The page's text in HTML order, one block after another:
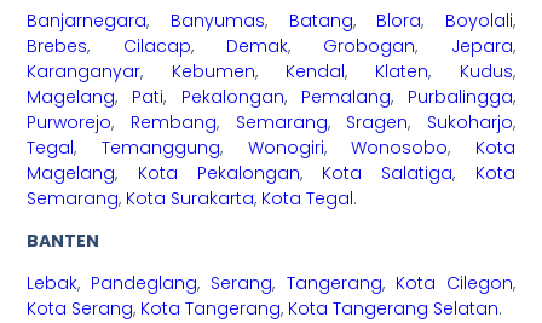
Banjarnegara, Banyumas, Batang, Blora, Boyolali,
Brebes, Cilacap, Demak, Grobogan, Jepara,
Karanganyar, Kebumen, Kendal, Klaten, Kudus,
Magelang, Pati, Pekalongan, Pemalang, Purbalingga,
Purworejo, Rembang, Semarang, Sragen, Sukoharjo,
Tegal, Temanggung, Wonogiri,Wonosobo, Kota
Magelang, Kota Pekalongan, Kota Salatiga, Kota
Semarang, Kota Surakarta, Kota Tegal.
BANTEN
Lebak, Pandeglang, Serang, Tangerang, Kota Cilegon,
Kota Serang, Kota Tangerang, Kota Tangerang Selatan.